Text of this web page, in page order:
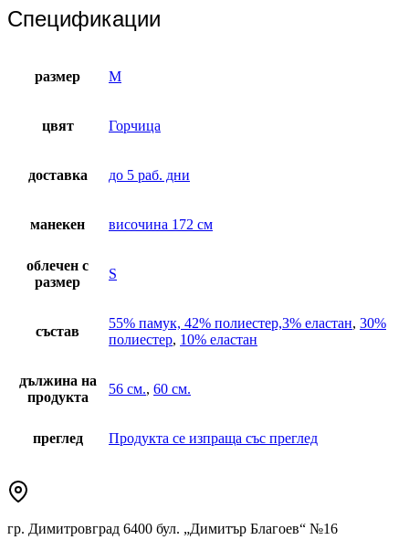
Спецификации
размер M
цвят Горчица
доставка до 5 раб. дни
манекен височина 172 см
облечен с
размер
S
състав
55% памук, 42% полиестер,3% еластан, 30%
полиестер, 10% еластан
дължина на
продукта
56 см., 60 см.
преглед Продукта се изпраща със преглед
гр. Димитровград 6400 бул. „Димитър Благоев“ №16